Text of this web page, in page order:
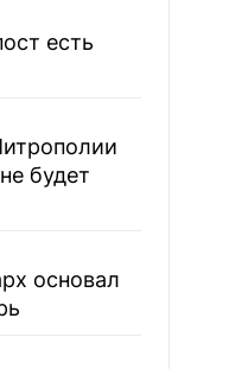
есть
будет
основал